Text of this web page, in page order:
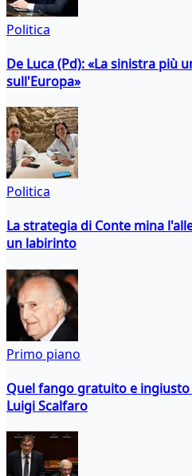
Politica
De Luca (Pd): «La sinistra più
sull'Europa»
Politica
La strategia di Conte mina
un labirinto
Primo piano
Quel fango gratuito e ingiusto
Luigi Scalfaro